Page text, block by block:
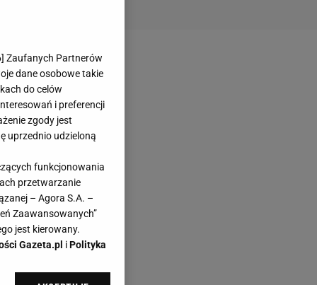
] Zaufanych Partnerów
dane osobowe takie
do celów
i preferencji
zgody jest
uprzednio udzieloną
funkcjonowania
przetwarzanie
– Agora S.A. –
Zaawansowanych”
jest kierowany.
Gazeta.pl iPolityka